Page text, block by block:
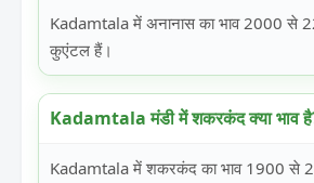
Kadamtala में अनानास का भाव 2000 से
कुएंटल हैं।
Kadamtala मंडी में शकरकंद क्या भाव
Kadamtala में शकरकंद का भाव 1900 से